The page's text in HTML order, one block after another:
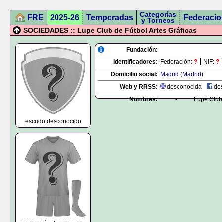
FRE 2025-26 Temporadas Categorías
y Torneos
SOCIEDADES :: Lupe Club de Fútbol Artes Gráficas
escudo desconocido
Fundación:
Identificadores: Federación: ? NIF: ?
Domicilio social: Madrid (Madrid)
Web y RRSS:
desconocida
Nombres:
- Lupe